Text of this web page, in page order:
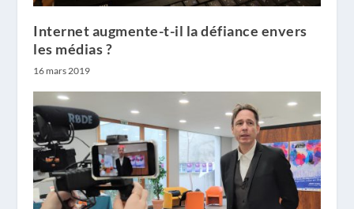
Internet augmente-t-il la défiance envers
les médias ?
16 mars 2019